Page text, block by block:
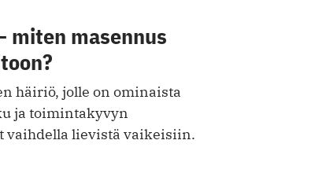
miten masennus
häiriö, jolle on ominaista
ja toimintakyvyn
vaihdella lievistä vaikeisiin.